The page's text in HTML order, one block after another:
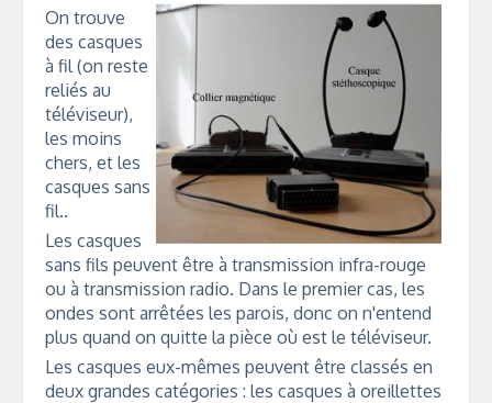
On trouve
des casques
à fil (on reste
reliés au
téléviseur),
les moins
chers, et les
casques sans
fil..
Les casques
sans fils peuvent être à transmission infra-rouge
ou à transmission radio. Dans le premier cas, les
ondes sont arrêtées les parois, donc on n'entend
plus quand on quitte la pièce où est le téléviseur.
Les casques eux-mêmes peuvent être classés en
deux grandes catégories : les casques à oreillettes